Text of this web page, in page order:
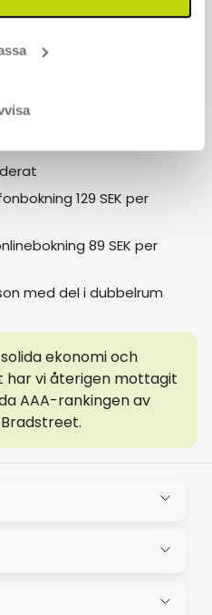
Spara mer!
129 SEK per
89 SEK per
med del i dubbelrum
ekonomi och
har vi återigen mottagit
AAA-rankingen av
Bradstreet.